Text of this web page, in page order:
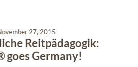
27, 2015
Reitpädagogik:
goes Germany!